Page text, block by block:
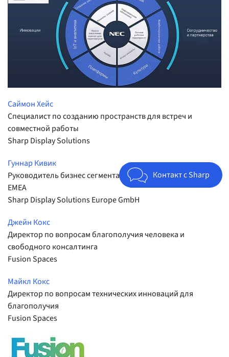
Саймон Хейс
Специалист по созданию пространств для встреч и
совместной работы
Sharp Display Solutions
Гуннар Кивик
Руководитель бизнес сегмента — встречи и конференции,
EMEA
Sharp Display Solutions Europe GmbH
Джейн Кокс
Директор по вопросам благополучия человека и
свободного консалтинга
Fusion Spaces
Майкл Кокс
Директор по вопросам технических инноваций для
благополучия
Fusion Spaces
Контакт с Sharp